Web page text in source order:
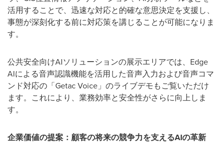
活用することで、迅速な対応と的確な意思決定を支援し、
事態が深刻化する前に対応策を講じることが可能になりま
す。
公共安全向けAIソリューションの展示エリアでは、 Edge
AIによる音声認識機能を活用した音声入力および音声コマ
ンド対応の「Getac Voice 」のライブデモもご覧いただけ
ます。これにより、業務効率と安全性がさらに向上しま
す。
企業価値の提案：顧客の将来の競争力を支えるAIの革新